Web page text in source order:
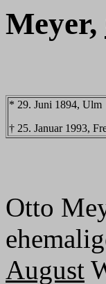
Meyer,
* 29. Juni 1894, Ulm
† 25. Januar 1993,
Otto
August